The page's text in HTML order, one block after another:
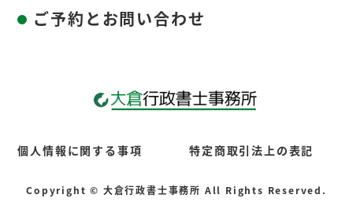
ご予約とお問い合わせ
個人情報に関する事項 特定商取引法上の表記
Copyright © 大倉行政書士事務所 All Rights Reserved.